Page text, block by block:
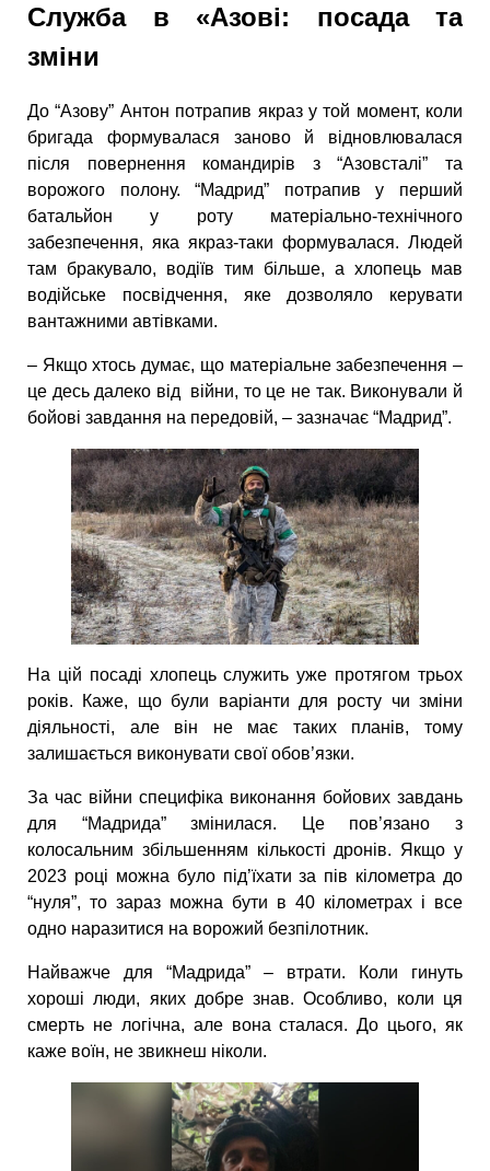
Служба в «Азові: посада та
зміни
До “Азову” Антон потрапив якраз у той момент, коли
бригада формувалася заново й відновлювалася
після повернення командирів з “Азовсталі” та
ворожого полону. “Мадрид” потрапив у перший
батальйон у роту матеріально-технічного
забезпечення, яка якраз-таки формувалася. Людей
там бракувало, водіїв тим більше, а хлопець мав
водійське посвідчення, яке дозволяло керувати
вантажними автівками.
– Якщо хтось думає, що матеріальне забезпечення –
це десь далеко від війни, то це не так. Виконували й
бойові завдання на передовій, – зазначає “Мадрид”.
На цій посаді хлопець служить уже протягом трьох
років. Каже, що були варіанти для росту чи зміни
діяльності, але він не має таких планів, тому
залишається виконувати свої обов’язки.
За час війни специфіка виконання бойових завдань
для “Мадрида” змінилася. Це пов’язано з
колосальним збільшенням кількості дронів. Якщо у
2023 році можна було під’їхати за пів кілометра до
“нуля”, то зараз можна бути в 40 кілометрах і все
одно наразитися на ворожий безпілотник.
Найважче для “Мадрида” – втрати. Коли гинуть
хороші люди, яких добре знав. Особливо, коли ця
смерть не логічна, але вона сталася. До цього, як
каже воїн, не звикнеш ніколи.